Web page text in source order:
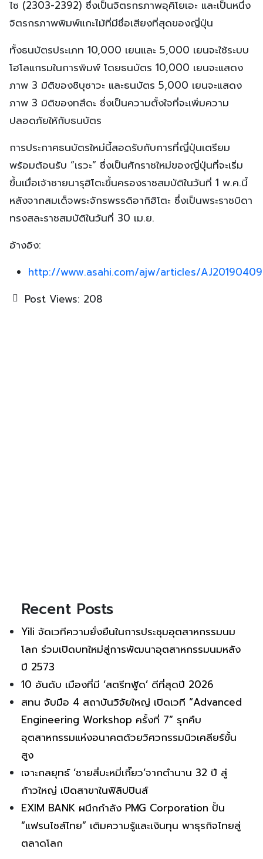
ไซ (2303-2392) ซึ่งเป็นจิตรกรภาพอุคิโยเอะ และเป็นหนึ่ง
จิตรกรภาพพิมพ์แกะไม้ที่มีชื่อเสียงที่สุดของญี่ปุ่น
ทั้งธนบัตรประเภท 10,000 เยนและ 5,000 เยนจะใช้ระบบ
โฮโลแกรมในการพิมพ์ โดยธนบัตร 10,000 เยนจะแสดง
ภาพ 3 มิติของชิบุซาวะ และธนบัตร 5,000 เยนจะแสดง
ภาพ 3 มิติของทสึดะ ซึ่งเป็นความตั้งใจที่จะเพิ่มความ
ปลอดภัยให้กับธนบัตร
การประกาศธนบัตรใหม่นี้สอดรับกับการที่ญี่ปุ่นเตรียม
พร้อมต้อนรับ “เรวะ” ซึ่งเป็นศักราชใหม่ของญี่ปุ่นที่จะเริ่ม
ขึ้นเมื่อเจ้าชายนารุฮิโตะขึ้นครองราชสมบัติในวันที่ 1 พ.ค.นี้
หลังจากสมเด็จพระจักรพรรดิอากิฮิโตะ ซึ่งเป็นพระราชบิดา
ทรงสละราชสมบัติในวันที่ 30 เม.ย.
อ้างอิง:
http://www.asahi.com/ajw/articles/
Post Views: 208
Recent Posts
Yili จัดเวทีความยั่งยืนในการประชุมอุตสาหกรรมนม
โลก ร่วมเปิดบทใหม่สู่การพัฒนาอุตสาหกรรมนมหลัง
ปี 2573
10 อันดับ เมืองที่มี ‘สตรีทฟู้ด’ ดีที่สุดปี 2026
สทน จับมือ 4 สถาบันวิจัยใหญ่ เปิดเวที “Advanced
Engineering Workshop ครั้งที่ 7” รุกคืบ
อุตสาหกรรมแห่งอนาคตด้วยวิศวกรรมนิวเคลียร์ขั้น
สูง
เจาะกลยุทธ์ ‘ชายสี่บะหมี่เกี๊ยว’จากตำนาน 32 ปี สู่
ก้าวใหญ่ เปิดสาขาในฟิลิปปินส์
EXIM BANK ผนึกกำลัง PMG Corporation ปั้น
“แฟรนไชส์ไทย” เติมความรู้และเงินทุน พาธุรกิจไทยสู่
ตลาดโลก